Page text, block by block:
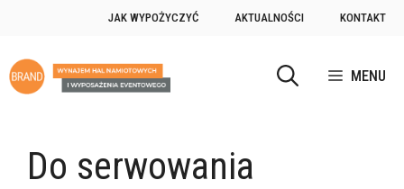
treści
JAK WYPOŻYCZYĆ AKTUALNOŚCI KONTAKT
MENU
Do serwowania